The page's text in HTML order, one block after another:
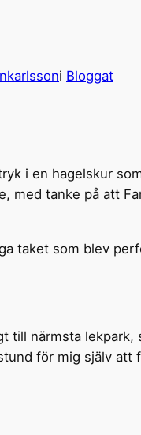
i Bloggat
i en hagelskur
med tanke på att
taket som blev
till närmsta
för mig själv att